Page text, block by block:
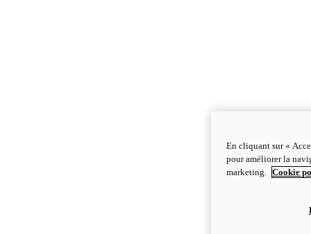
En cliquant sur «
pour améliorer la
marketing.
Cookie